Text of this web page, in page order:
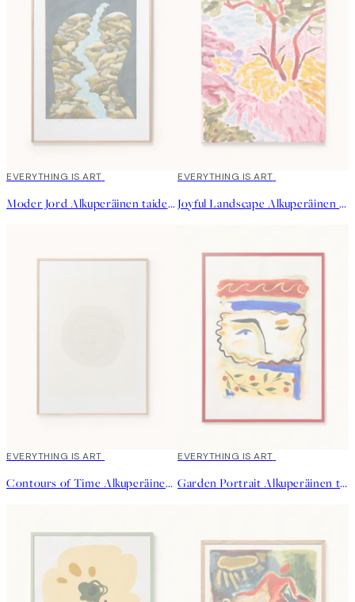
EVERYTHING IS ART
Moder Jord Alkuperäinen taideteos
EVERYTHING IS ART
Joyful Landscape Alkuperäinen taideteos
EVERYTHING IS ART
Contours of Time Alkuperäinen taideteos
EVERYTHING IS ART
Garden Portrait Alkuperäinen taideteos